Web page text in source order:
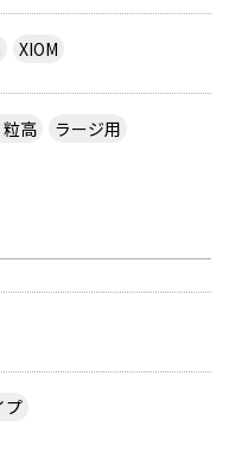
XIOM
高 ラージ用
プ